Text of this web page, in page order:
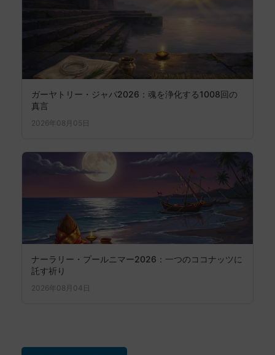
ガーヤトリー・ジャパ2026：魂を浄化する1008回の
真言
2026年08月05日
ナーラリー・プールニマー2026：一つのココナッツに
託す祈り
2026年08月04日